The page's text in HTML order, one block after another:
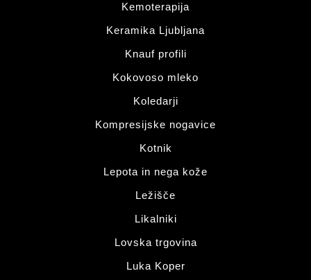
Kemoterapija
Keramika Ljubljana
Knauf profili
Kokovoso mleko
Koledarji
Kompresijske nogavice
Kotnik
Lepota in nega kože
Ležišče
Likalniki
Lovska trgovina
Luka Koper